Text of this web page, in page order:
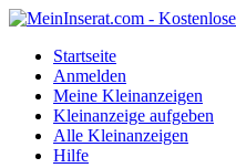
Startseite
Anmelden
Meine Kleinanzeigen
Kleinanzeige aufgeben
Alle Kleinanzeigen
Hilfe